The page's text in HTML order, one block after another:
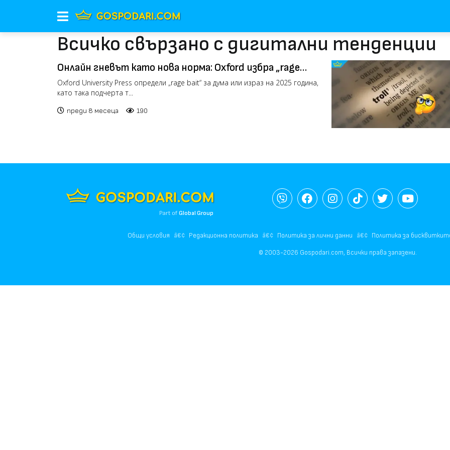
Всичко свързано с дигитални тенденции
Онлайн гневът като нова норма: Oxford избра „rage
bait“ за дума на 2025
Oxford University Press определи „rage bait“ за дума или израз на 2025 година,
като така подчерта т...
преди 8 месеца 190
Part ofGlobal Group
Общи условия Редакционна политика Политика за лични данни Политика за
© 2003-2026 Gospodari.com, Всички права запазени.